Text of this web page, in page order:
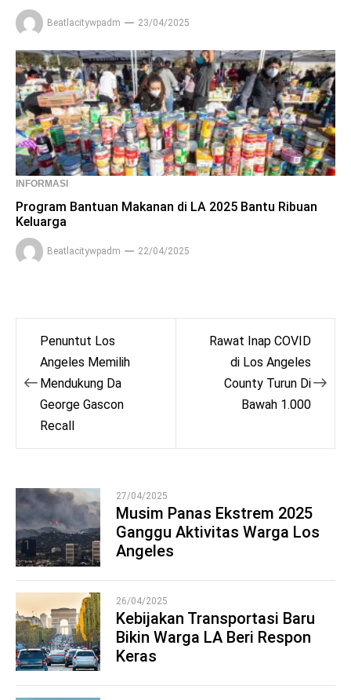
Beatlacitywpadm 23/04/2025
INFORMASI
Program Bantuan Makanan di LA 2025 Bantu Ribuan
Keluarga
Beatlacitywpadm 22/04/2025
Post
navigation
Penuntut Los
Angeles Memilih
Mendukung Da
George Gascon
Recall
Rawat Inap COVID
di Los Angeles
County Turun Di
Bawah 1.000
1
27/04/2025
Musim Panas Ekstrem 2025
Ganggu Aktivitas Warga Los
Angeles
2
26/04/2025
Kebijakan Transportasi Baru
Bikin Warga LA Beri Respon
Keras